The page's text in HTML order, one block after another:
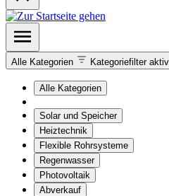
Alle Kategorien Kategoriefilter aktiv
Alle Kategorien
Solar und Speicher
Heiztechnik
Flexible Rohrsysteme
Regenwasser
Photovoltaik
Abverkauf